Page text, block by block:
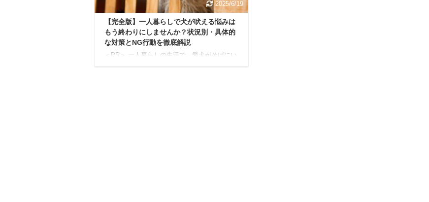
2025/6/19
【完全版】一人暮らしで犬が吠える悩みは
もう終わりにしませんか？状況別・具体的
な対策とNG行動を徹底解説
＜PR＞ 一人暮らしの生活で、愛犬がそばにい